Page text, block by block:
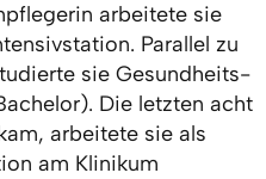
arbeitete sie
Parallel zu
sie Gesundheits-
Die letzten acht
arbeitete sie als
am Klinikum